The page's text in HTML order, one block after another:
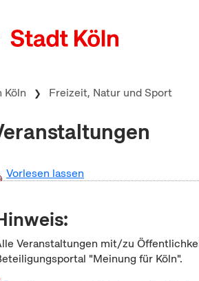
Köln Freizeit, Natur und Sport
Vorlesen lassen
Veranstaltungen mit/zu
"Meinung für Köln".